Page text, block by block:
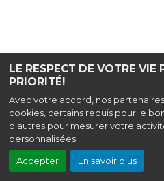
LE RESPECT DE VOTRE VIE
PRIORITÉ!
Avec votre accord, nos
cookies, certains requis pour le
d'autres pour mesurer votre
personnalisées.
Accepter En savoir plus